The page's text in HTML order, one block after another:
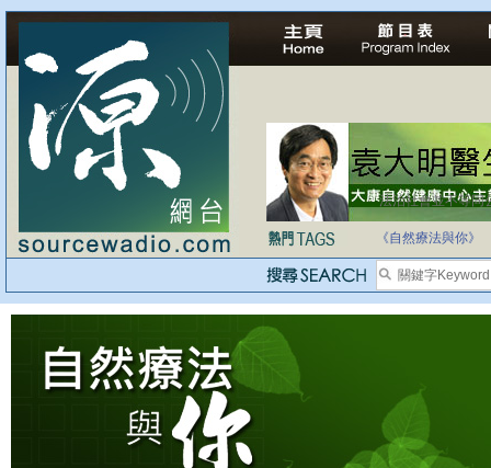
法治社會並不等同
《自然療法與你》